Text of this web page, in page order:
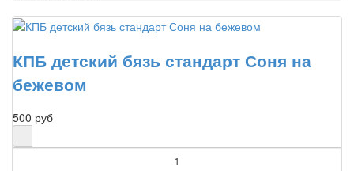
КПБ детский бязь стандарт Соня на
бежевом
500 руб